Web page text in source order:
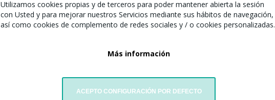
Utilizamos cookies propias y de terceros para poder mantener abierta la sesión
con Usted y para mejorar nuestros Servicios mediante sus hábitos de navegación,
así como cookies de complemento de redes sociales y / o cookies personalizadas.
Más información
ACEPTO CONFIGURACIÓN POR DEFECTO